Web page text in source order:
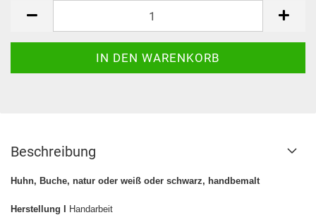
Beschreibung
Huhn, Buche, natur oder weiß oder schwarz, handbemalt
Herstellung I
Handarbeit